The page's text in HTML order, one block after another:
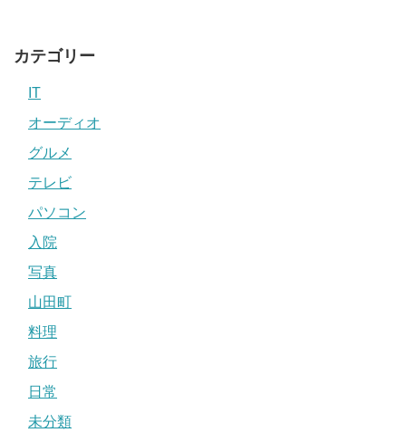
カテゴリー
IT
オーディオ
グルメ
テレビ
パソコン
入院
写真
山田町
料理
旅行
日常
未分類